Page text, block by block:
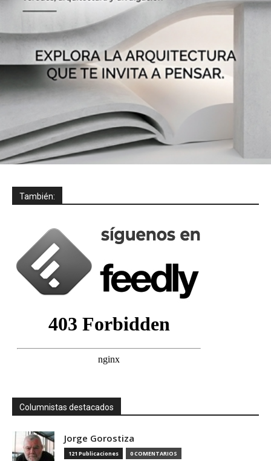
También:
Columnistas destacados
Jorge Gorostiza
121 Publicaciones 0 COMENTARIOS